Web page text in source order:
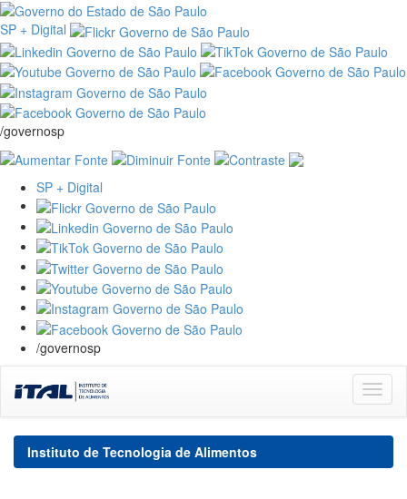
SP + Digital
/governosp
SP + Digital
/governosp
navigation
Instituto de Tecnologia de Alimentos